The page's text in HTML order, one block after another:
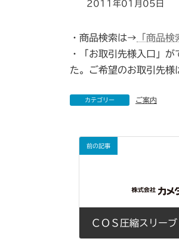
2011年01月05日
・商品検索は→ 「商品検
・「お取引先様入口」
た。ご希望のお取引先様
カテゴリー ご案内
前の記事